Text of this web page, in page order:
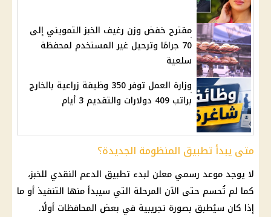
مقترح خفض وزن رغيف الخبز التمويني إلى
70 جرامًا وترحيل غير المستخدم لمحفظة
سلعية
وزارة العمل توفر 350 وظيفة زراعية بالخارج
براتب 409 دولارات والتقديم 3 أيام
متى يبدأ تطبيق المنظومة الجديدة؟
لا يوجد موعد رسمي معلن لبدء تطبيق الدعم النقدي للخبز،
كما لم تُحسم حتى الآن المرحلة التي سيبدأ منها التنفيذ أو ما
إذا كان سيُطبق بصورة تجريبية في بعض المحافظات أولًا.